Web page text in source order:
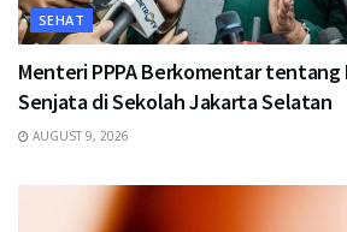
SEHAT
Menteri PPPA Berkomentar tentang
Senjata di Sekolah Jakarta Selatan
AUGUST 9, 2026